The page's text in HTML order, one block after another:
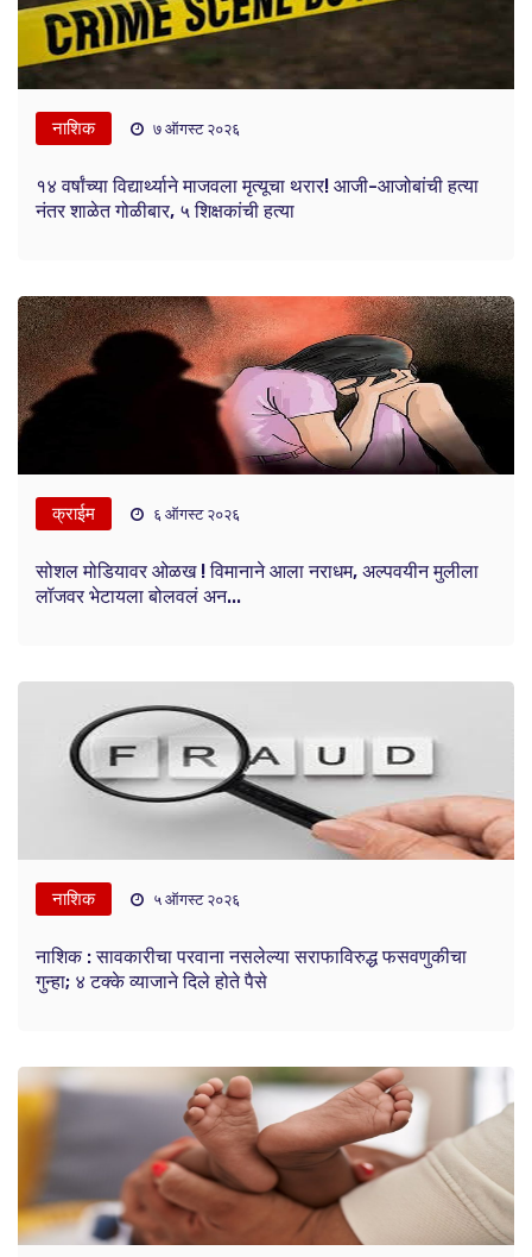
नाशिक ७ ऑगस्ट २०२६
१४ वर्षांच्या विद्यार्थ्याने माजवला मृत्यूचा थरार! आजी-आजोबांची हत्या
नंतर शाळेत गोळीबार, ५ शिक्षकांची हत्या
क्राईम ६ ऑगस्ट २०२६
सोशल मोडियावर ओळख ! विमानाने आला नराधम, अल्पवयीन मुलीला
लॉजवर भेटायला बोलवलं अन...
नाशिक ५ ऑगस्ट २०२६
नाशिक : सावकारीचा परवाना नसलेल्या सराफाविरुद्ध फसवणुकीचा
गुन्हा; ४ टक्के व्याजाने दिले होते पैसे